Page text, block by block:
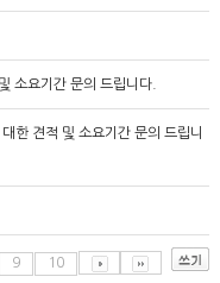
요기간 문의 드립니다.
견적 및 소요기간 문의 드립니
9 10